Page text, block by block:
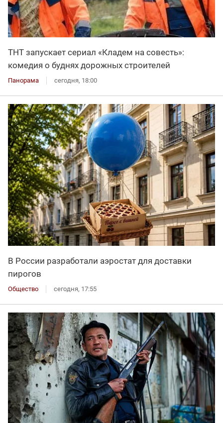
ТНТ запускает сериал «Кладем на совесть»:
комедия о буднях дорожных строителей
Панорама сегодня, 18:00
В России разработали аэростат для доставки
пирогов
Общество сегодня, 17:55